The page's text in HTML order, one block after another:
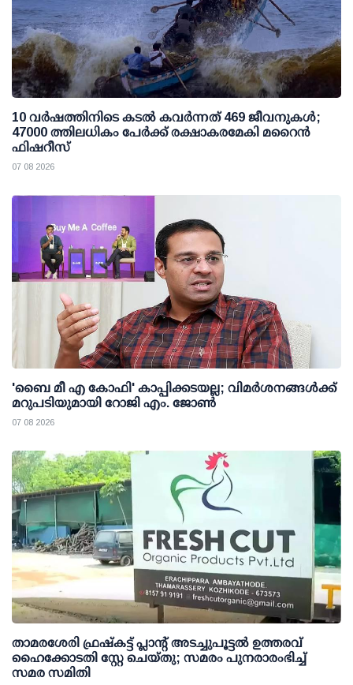
10 വര്‍ഷത്തിനിടെ കടല്‍ കവര്‍ന്നത് 469 ജീവനുകള്‍;
47000 ത്തിലധികം പേര്‍ക്ക് രക്ഷാകരമേകി മറൈന്‍
ഫിഷറീസ്
07 08 2026
'ബൈ മീ എ കോഫി' കാപ്പിക്കടയല്ല; വിമര്‍ശനങ്ങള്‍ക്ക്
മറുപടിയുമായി റോജി എം. ജോണ്‍
07 08 2026
താമരശേരി ഫ്രഷ്കട്ട് പ്ലാന്റ് അടച്ചുപൂട്ടൽ ഉത്തരവ്
ഹൈക്കോടതി സ്റ്റേ ചെയ്തു; സമരം പുനരാരംഭിച്ച്
സമര സമിതി